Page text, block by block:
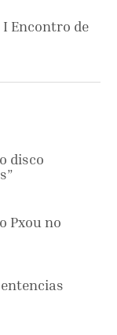
Encontro de
disco
Pxou no